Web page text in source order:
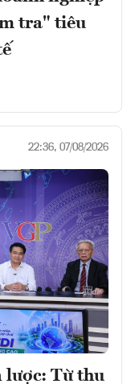
tra" tiêu
22:36, 07/08/2026
lược: Từ thu